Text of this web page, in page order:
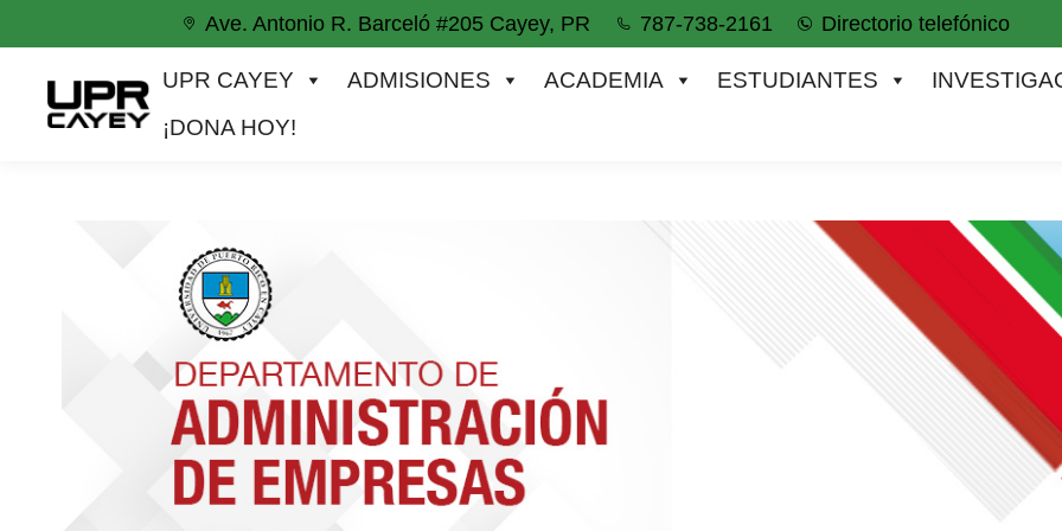
Ave. Antonio R. Barceló #205 Cayey, PR 787-738-2161 Directorio telefónico
UPR CAYEY ADMISIONES ACADEMIA ESTUDIANTES
¡DONA HOY!
UPR CAYEY ADMISIONES ACADEMIA ESTUDIANTES INVESTIGACIÓN